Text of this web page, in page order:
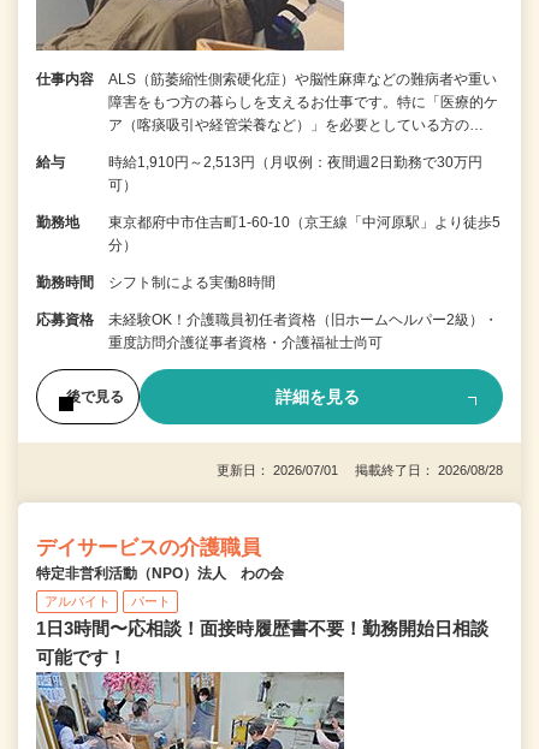
仕事内容
ALS（筋萎縮性側索硬化症）や脳性麻痺などの難病者や重い
障害をもつ方の暮らしを支えるお仕事です。特に「医療的ケ
ア（喀痰吸引や経管栄養など）」を必要としている方の…
給与
時給1,910円～2,513円（月収例：夜間週2日勤務で30万円
可）
勤務地
東京都府中市住吉町1-60-10（京王線「中河原駅」より徒歩5
分）
勤務時間 シフト制による実働8時間
応募資格
未経験OK！介護職員初任者資格（旧ホームヘルパー2級）・
重度訪問介護従事者資格・介護福祉士尚可
後で見る 詳細を見る
更新日： 2026/07/01 掲載終了日： 2026/08/28
デイサービスの介護職員
特定非営利活動（NPO）法人 わの会
アルバイト パート
1日3時間〜応相談！面接時履歴書不要！勤務開始日相談
可能です！